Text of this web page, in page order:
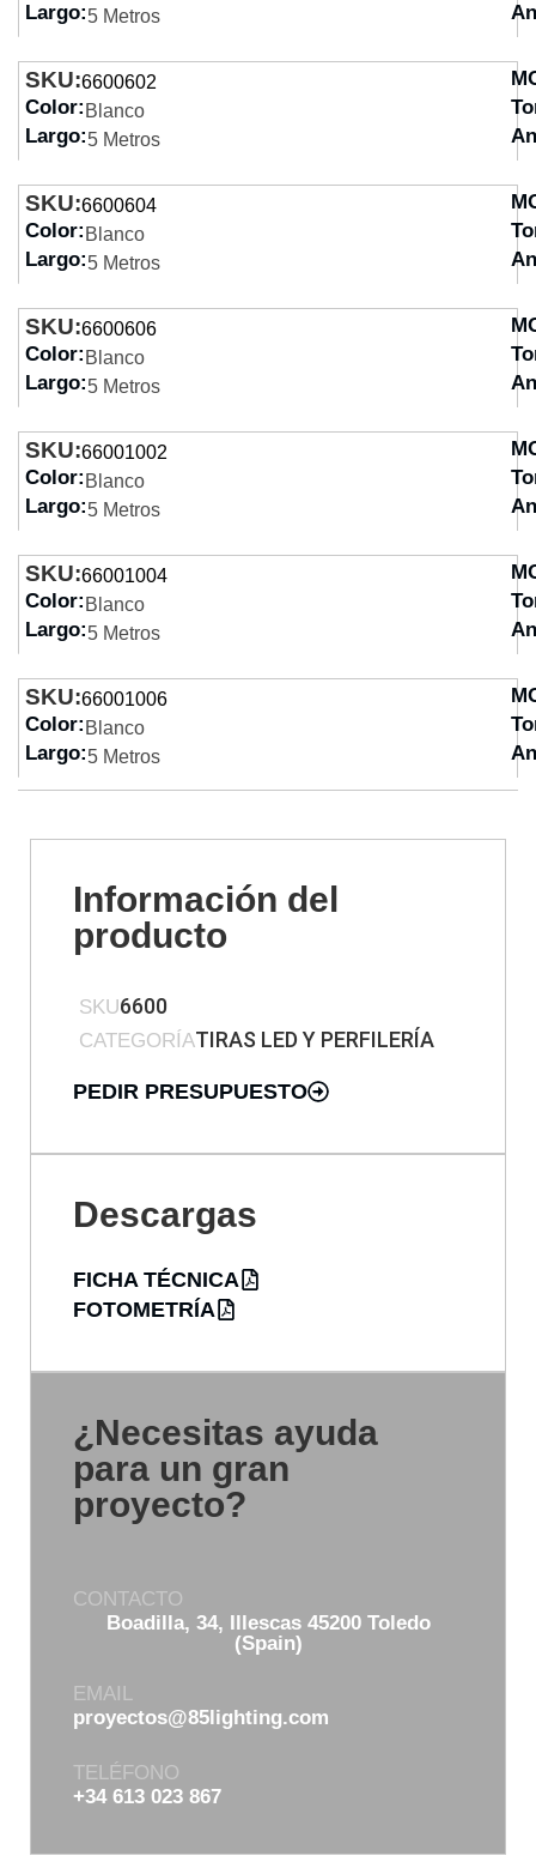
Largo:5 Metros
SKU:6600602
Color: Blanco
Largo:5 Metros
SKU:6600604
Color: Blanco
Largo:5 Metros
SKU:6600606
Color: Blanco
Largo:5 Metros
SKU:66001002
Color: Blanco
Largo:5 Metros
SKU:66001004
Color: Blanco
Largo:5 Metros
SKU:66001006
Color: Blanco
Largo:5 Metros
Información del
producto
SKU6600
CATEGORÍATIRAS LED Y PERFILERÍA
PEDIR PRESUPUESTO
Descargas
FICHA TÉCNICA
FOTOMETRÍA
¿Necesitas ayuda
para un gran
proyecto?
CONTACTO
Boadilla, 34, Illescas 45200 Toledo
(Spain)
EMAIL
proyectos@85lighting.com
TELÉFONO
+34 613 023 867